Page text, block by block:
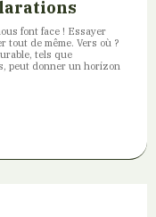
font face ! Essayer
tout de même. Vers où ?
tels que
peut donner un horizon